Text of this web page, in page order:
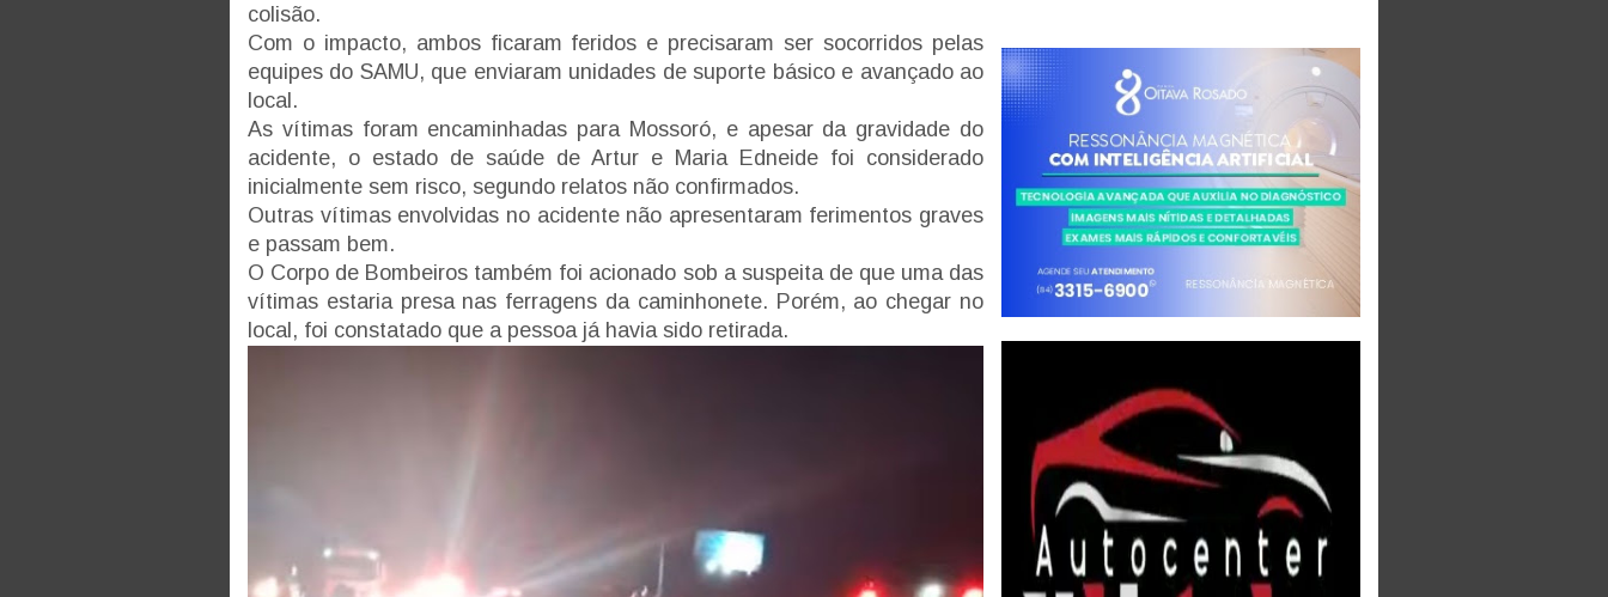
colisão.
Com o impacto, ambos ficaram feridos e precisaram ser socorridos pelas
equipes do SAMU, que enviaram unidades de suporte básico e avançado ao
local.
As vítimas foram encaminhadas para Mossoró, e apesar da gravidade do
acidente, o estado de saúde de Artur e Maria Edneide foi considerado
inicialmente sem risco, segundo relatos não confirmados.
Outras vítimas envolvidas no acidente não apresentaram ferimentos graves
e passam bem.
O Corpo de Bombeiros também foi acionado sob a suspeita de que uma das
vítimas estaria presa nas ferragens da caminhonete. Porém, ao chegar no
local, foi constatado que a pessoa já havia sido retirada.